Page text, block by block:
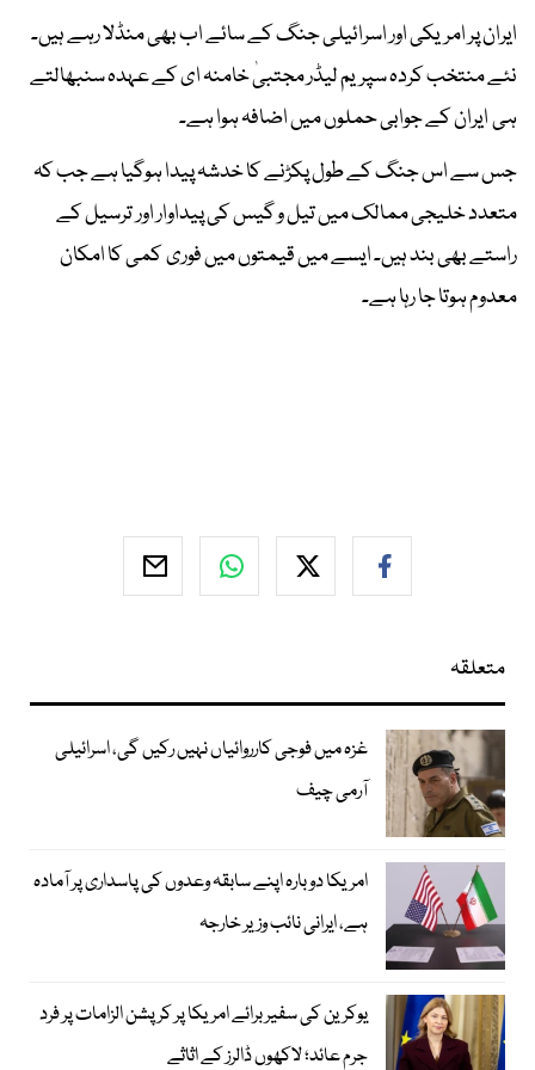
ایران پر امریکی اور اسرائیلی جنگ کے سائے اب بھی منڈلا رہے ہیں۔
نئے منتخب کردہ سپریم لیڈر مجتبیٰ خامنہ ای کے عہدہ سنبھالتے
ہی ایران کے جوابی حملوں میں اضافہ ہوا ہے۔
جس سے اس جنگ کے طول پکڑنے کا خدشہ پیدا ہوگیا ہے جب کہ
متعدد خلیجی ممالک میں تیل و گیس کی پیداوار اور ترسیل کے
راستے بھی بند ہیں۔ ایسے میں قیمتوں میں فوری کمی کا امکان
معدوم ہوتا جا رہا ہے۔
متعلقہ
غزہ میں فوجی کارروائیاں نہیں رکیں گی، اسرائیلی
آرمی چیف
امریکا دوبارہ اپنے سابقہ وعدوں کی پاسداری پر آمادہ
ہے، ایرانی نائب وزیر خارجہ
یوکرین کی سفیر برائے امریکا پر کرپشن الزامات پر فرد
جرم عائد؛ لاکھوں ڈالرز کے اثاثے